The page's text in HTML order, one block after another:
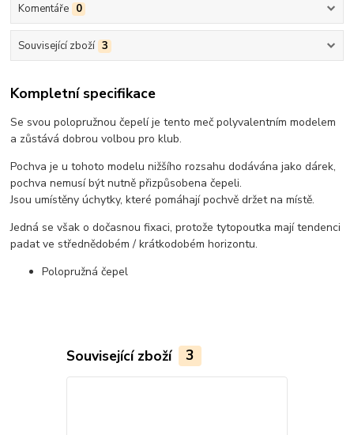
Komentáře 0
Související zboží 3
Kompletní specifikace
Se svou polopružnou čepelí je tento meč polyvalentním modelem
a zůstává dobrou volbou pro klub.
Pochva je u tohoto modelu nižšího rozsahu dodávána jako dárek,
pochva nemusí být nutně přizpůsobena čepeli.
Jsou umístěny úchytky, které pomáhají pochvě držet na místě.
Jedná se však o dočasnou fixaci, protože tytopoutka mají tendenci
padat ve střednědobém / krátkodobém horizontu.
Polopružná čepel
Související zboží 3